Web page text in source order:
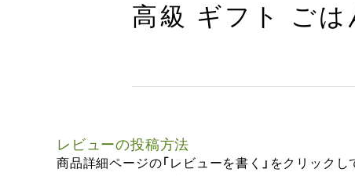
高級 ギフト ご
レビューの投稿方法
商品詳細ページの「レビューを書く」をクリックし